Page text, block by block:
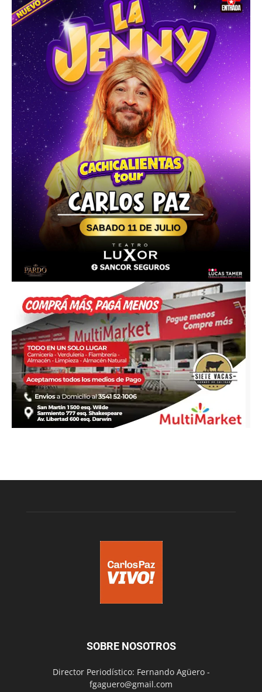
SOBRE NOSOTROS
Director Periodístico: Fernando Agüero -
fgaguero@gmail.com